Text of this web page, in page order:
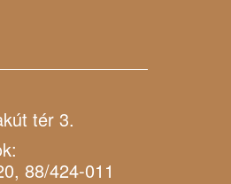
tér 3.
88/424-011